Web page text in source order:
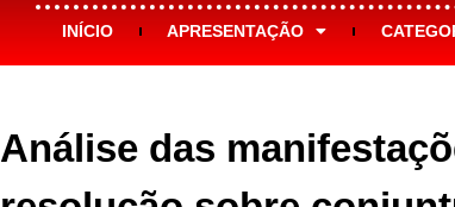
INÍCIO APRESENTAÇÃO
Análise das